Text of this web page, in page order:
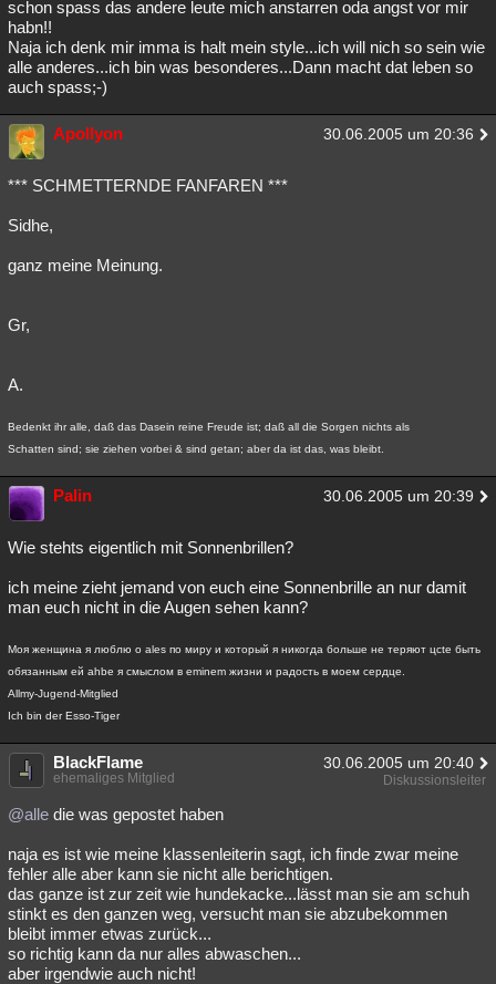
schon spass das andere leute mich anstarren oda angst vor mir
habn!!
Naja ich denk mir imma is halt mein style...ich will nich so sein wie
alle anderes...ich bin was besonderes...Dann macht dat leben so
auch spass;-)
Apollyon 30.06.2005 um 20:36
*** SCHMETTERNDE FANFAREN ***
Sidhe,
ganz meine Meinung.
Gr,
A.
Bedenkt ihr alle, daß das Dasein reine Freude ist; daß all die Sorgen nichts als
Schatten sind; sie ziehen vorbei & sind getan; aber da ist das, was bleibt.
Palin 30.06.2005 um 20:39
Wie stehts eigentlich mit Sonnenbrillen?
ich meine zieht jemand von euch eine Sonnenbrille an nur damit
man euch nicht in die Augen sehen kann?
Моя женщина я люблю о ales по миру и который я никогда больше не теряют цcte быть
обязанным ей ahbe я смыслом в eminem жизни и радость в моем сердце.
Allmy-Jugend-Mitglied
Ich bin der Esso-Tiger
BlackFlame 30.06.2005 um 20:40
ehemaliges Mitglied Diskussionsleiter
@alle die was gepostet haben
naja es ist wie meine klassenleiterin sagt, ich finde zwar meine
fehler alle aber kann sie nicht alle berichtigen.
das ganze ist zur zeit wie hundekacke...lässt man sie am schuh
stinkt es den ganzen weg, versucht man sie abzubekommen
bleibt immer etwas zurück...
so richtig kann da nur alles abwaschen...
aber irgendwie auch nicht!